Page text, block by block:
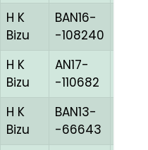
H K
Bizu
BAN16-
-108240
H K
Bizu
AN17-
-110682
H K
Bizu
BAN13-
-66643